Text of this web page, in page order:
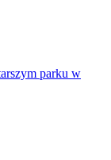
parku w